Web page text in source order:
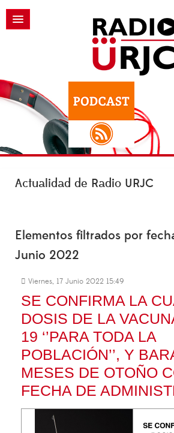
Actualidad de Radio URJC
Elementos filtrados por
Junio 2022
Viernes, 17 Junio 2022 15:49
SE CONFIRMA LA
DOSIS DE LA
19 ‘’PARA TODA LA
POBLACIÓN’’, Y
MESES DE OTOÑO
FECHA DE